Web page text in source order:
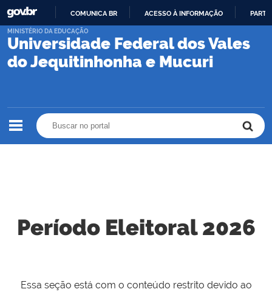
PARA
CONTEÚDO
COMUNICA BR ACESSO À INFORMAÇÃO
Universidade Federal dos Vales
do Jequitinhonha e Mucuri
MINISTÉRIO DA EDUCAÇÃO
Período Eleitoral 2026
Essa seção está com o conteúdo restrito devido ao